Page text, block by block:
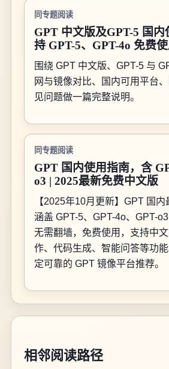
同专题阅读
GPT 中文版及GPT-5 国内
持 GPT-5、GPT-4o 免费使
围绕 GPT 中文版、GPT-5 与
网与镜像对比、国内可用平台
见问题做一篇完整说明。
同专题阅读
GPT 国内使用指南，含
o3 | 2025最新免费中文版
【2025年10月更新】GPT 国内
涵盖 GPT-5、GPT-4o、GPT-o3
无需翻墙，免费使用，支持中
作、代码生成、智能问答等功
定可靠的 GPT 镜像平台推荐。
相邻阅读路径